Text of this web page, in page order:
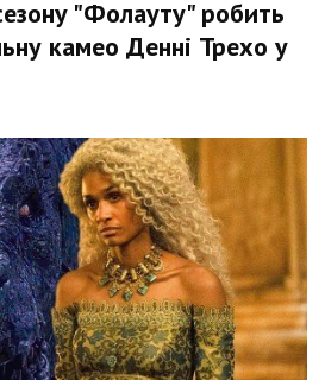
"Фолауту" робить
камео Денні Трехо у